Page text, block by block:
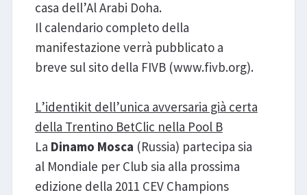
casa dell’Al Arabi Doha.
Il calendario completo della
manifestazione verrà pubblicato a
breve sul sito della FIVB (www.fivb.org).
L’identikit dell’unica avversaria già certa
della Trentino BetClic nella Pool B
La Dinamo Mosca (Russia) partecipa sia
al Mondiale per Club sia alla prossima
edizione della 2011 CEV Champions